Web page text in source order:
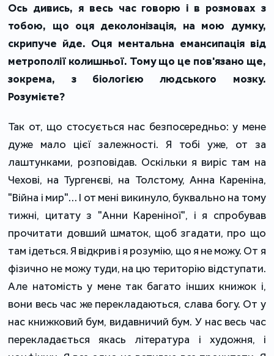
Ось дивись, я весь час говорю і в розмовах з
тобою, що оця деколонізація, на мою думку,
скрипуче йде. Оця ментальна емансипація від
метрополії колишньої. Тому що це пов'язано ще,
зокрема, з біологією людського мозку.
Розумієте?
Так от, що стосується нас безпосередньо: у мене
дуже мало цієї залежності. Я тобі уже, от за
лаштунками, розповідав. Оскільки я виріс там на
Чехові, на Тургенєві, на Толстому, Анна Кареніна,
"Війна і мир"… І от мені викинуло, буквально на тому
тижні, цитату з "Анни Кареніної", і я спробував
прочитати довший шматок, щоб згадати, про що
там ідеться. Я відкрив і я розумію, що я не можу. От я
фізично не можу туди, на цю територію відступати.
Але натомість у мене так багато інших книжок і,
вони весь час же перекладаються, слава богу. От у
нас книжковий бум, видавничий бум. У нас весь час
перекладається якась література і художня, і